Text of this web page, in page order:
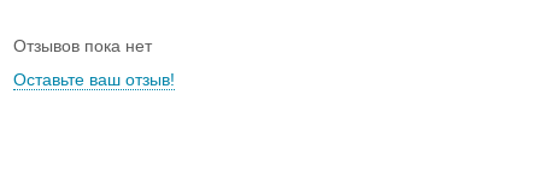
Отзывов пока нет
Оставьте ваш отзыв!